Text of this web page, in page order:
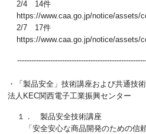
2/4 14件
https://www.caa.go.jp/notice/assets/
2/7 17件
https://www.caa.go.jp/notice/assets/
・「製品安全」技術講座および共通
法人KEC関西電子工業振興センター
１． 製品安全技術講座
「安全安心な商品開発のための信頼